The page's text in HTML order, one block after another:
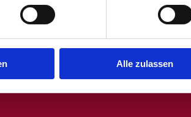
Alle zulassen